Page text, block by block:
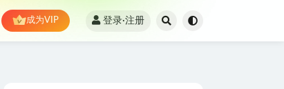
成为VIP 登录·注册